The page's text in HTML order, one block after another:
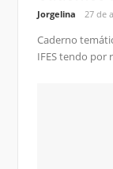
Jorgelina 27 de
Caderno
IFES tendo por